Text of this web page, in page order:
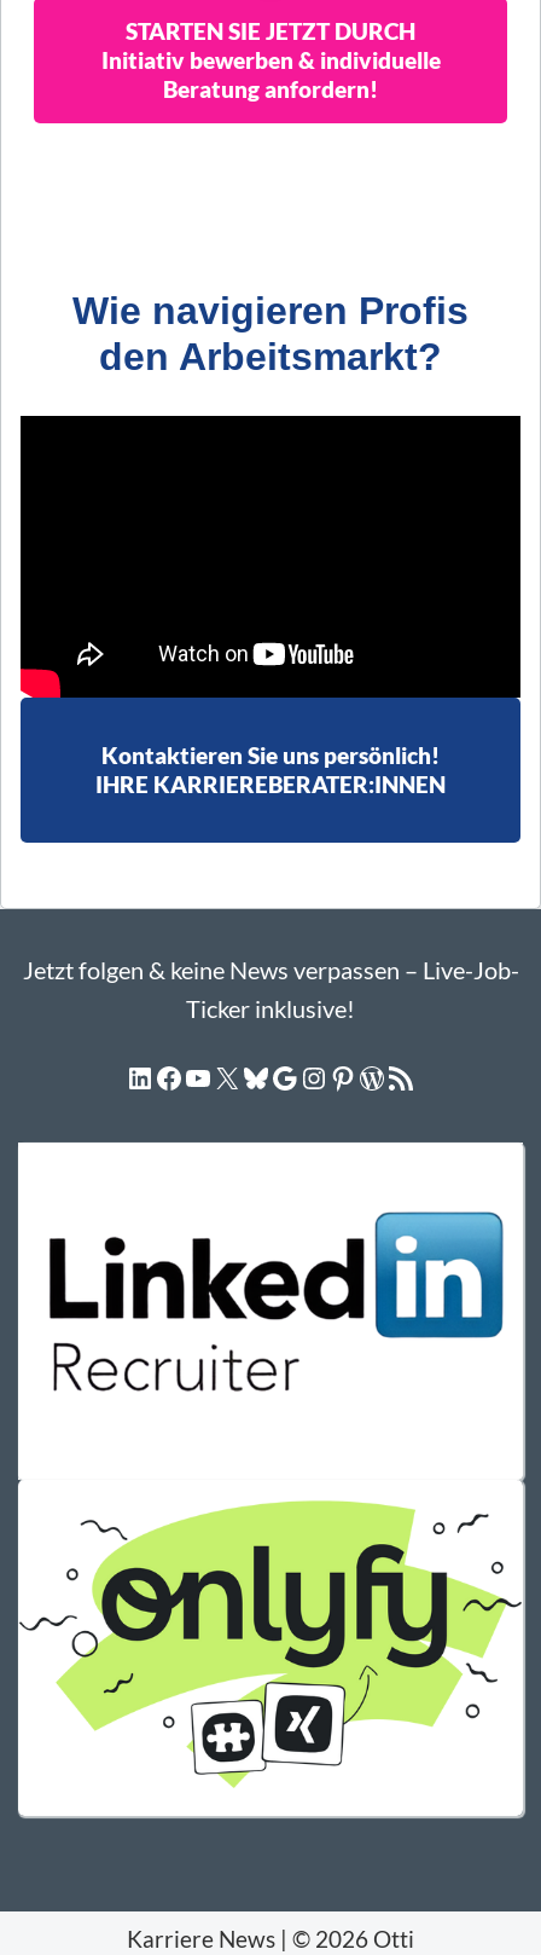
STARTEN SIE JETZT DURCH
Initiativ bewerben & individuelle
Beratung anfordern!
Wie navigieren Profis
den Arbeitsmarkt?
Kontaktieren Sie uns persönlich!
IHRE KARRIEREBERATER:INNEN
Jetzt folgen & keine News verpassen – Live-Job-
Ticker inklusive!
Karriere News | © 2026 Otti